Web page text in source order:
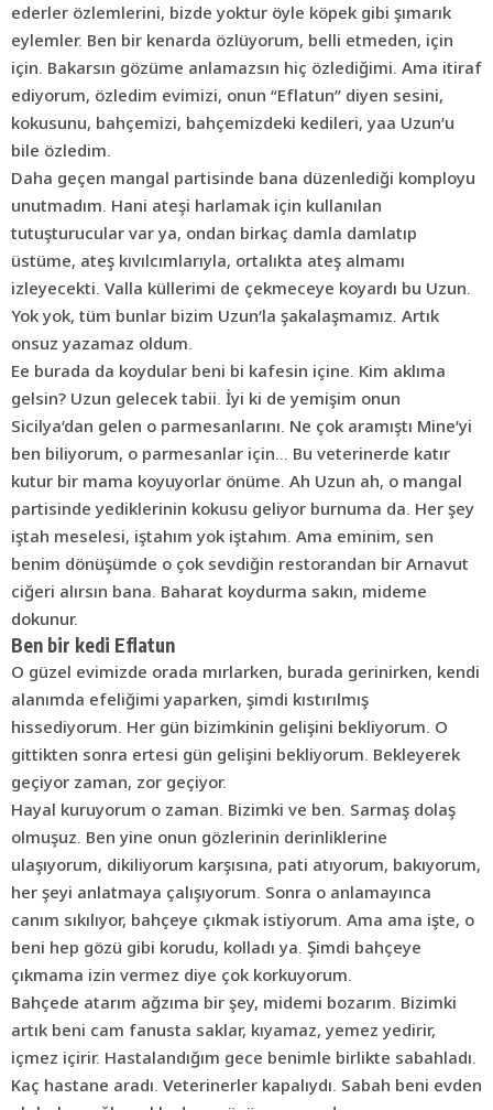
ederler özlemlerini, bizde yoktur öyle köpek gibi şımarık
eylemler. Ben bir kenarda özlüyorum, belli etmeden, için
için. Bakarsın gözüme anlamazsın hiç özlediğimi. Ama itiraf
ediyorum, özledim evimizi, onun “Eflatun” diyen sesini,
kokusunu, bahçemizi, bahçemizdeki kedileri, yaa Uzun’u
bile özledim.
Daha geçen mangal partisinde bana düzenlediği komployu
unutmadım. Hani ateşi harlamak için kullanılan
tutuşturucular var ya, ondan birkaç damla damlatıp
üstüme, ateş kıvılcımlarıyla, ortalıkta ateş almamı
izleyecekti. Valla küllerimi de çekmeceye koyardı bu Uzun.
Yok yok, tüm bunlar bizim Uzun’la şakalaşmamız. Artık
onsuz yazamaz oldum.
Ee burada da koydular beni bi kafesin içine. Kim aklıma
gelsin? Uzun gelecek tabii. İyi ki de yemişim onun
Sicilya’dan gelen o parmesanlarını. Ne çok aramıştı Mine’yi
ben biliyorum, o parmesanlar için… Bu veterinerde katır
kutur bir mama koyuyorlar önüme. Ah Uzun ah, o mangal
partisinde yediklerinin kokusu geliyor burnuma da. Her şey
iştah meselesi, iştahım yok iştahım. Ama eminim, sen
benim dönüşümde o çok sevdiğin restorandan bir Arnavut
ciğeri alırsın bana. Baharat koydurma sakın, mideme
dokunur.
Ben bir kedi Eflatun
O güzel evimizde orada mırlarken, burada gerinirken, kendi
alanımda efeliğimi yaparken, şimdi kıstırılmış
hissediyorum. Her gün bizimkinin gelişini bekliyorum. O
gittikten sonra ertesi gün gelişini bekliyorum. Bekleyerek
geçiyor zaman, zor geçiyor.
Hayal kuruyorum o zaman. Bizimki ve ben. Sarmaş dolaş
olmuşuz. Ben yine onun gözlerinin derinliklerine
ulaşıyorum, dikiliyorum karşısına, pati atıyorum, bakıyorum,
her şeyi anlatmaya çalışıyorum. Sonra o anlamayınca
canım sıkılıyor, bahçeye çıkmak istiyorum. Ama ama işte, o
beni hep gözü gibi korudu, kolladı ya. Şimdi bahçeye
çıkmama izin vermez diye çok korkuyorum.
Bahçede atarım ağzıma bir şey, midemi bozarım. Bizimki
artık beni cam fanusta saklar, kıyamaz, yemez yedirir,
içmez içirir. Hastalandığım gece benimle birlikte sabahladı.
Kaç hastane aradı. Veterinerler kapalıydı. Sabah beni evden